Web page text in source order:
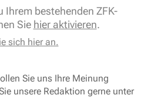
Ihrem bestehenden ZFK-
Sie hier aktivieren.
sich hier an.
Sie uns Ihre Meinung
unsere Redaktion gerne unter